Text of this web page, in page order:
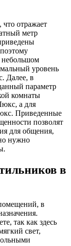
отражает
метр
небольшом
уровень
Далее, в
параметр
комнаты
а для
Приведенные
позволят
для общения,
нужно
в
в
так как здесь
свет,